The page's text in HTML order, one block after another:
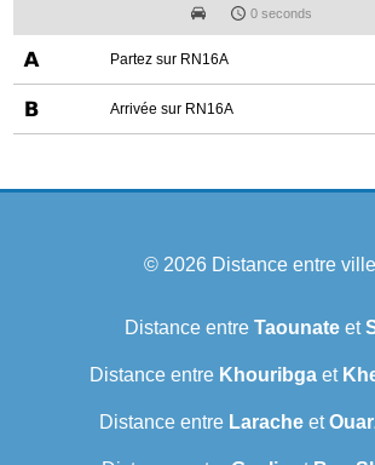
0 seconds
Partez sur RN16A
Arrivée sur RN16A
© 2026 Distance entre
Distance entre Taounate et
Distance entre Khouribga et
Distance entre Laracheet